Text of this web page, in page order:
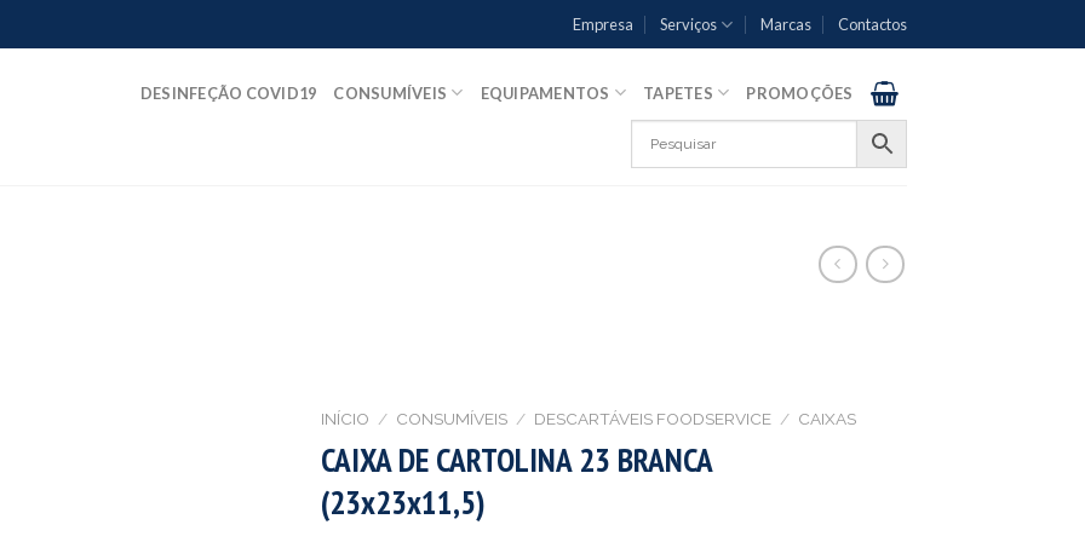
Empresa Serviços Marcas Contactos
DESINFEÇÃO COVID19 CONSUMÍVEIS EQUIPAMENTOS TAPETES PROMOÇÕES
INÍCIO / CONSUMÍVEIS / DESCARTÁVEIS FOODSERVICE / CAIXAS
CAIXA DE CARTOLINA 23 BRANCA
(23x23x11,5)